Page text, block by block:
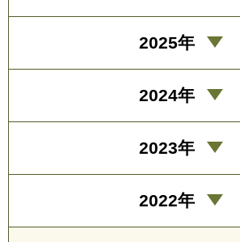
2025年
2024年
2023年
2022年